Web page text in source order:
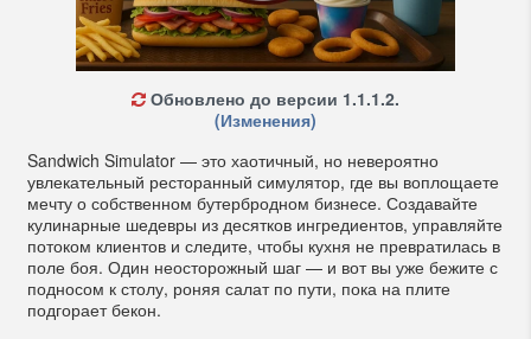
Обновлено до версии 1.1.1.2.
(Изменения)
Sandwich Simulator — это хаотичный, но невероятно
увлекательный ресторанный симулятор, где вы воплощаете
мечту о собственном бутербродном бизнесе. Создавайте
кулинарные шедевры из десятков ингредиентов, управляйте
потоком клиентов и следите, чтобы кухня не превратилась в
поле боя. Один неосторожный шаг — и вот вы уже бежите с
подносом к столу, роняя салат по пути, пока на плите
подгорает бекон.